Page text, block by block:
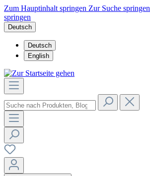
Zum Hauptinhalt springen Zur Suche springen
springen
Deutsch
Deutsch
English